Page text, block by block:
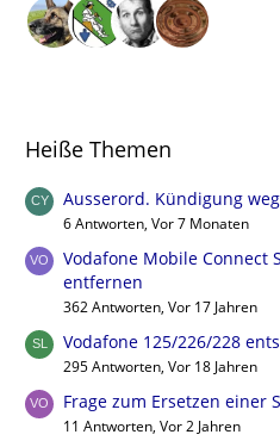
Heiße Themen
Ausserord. Kündigung
6 Antworten, Vor 7 Monaten
Vodafone Mobile Connect
entfernen
362 Antworten, Vor 17 Jahren
Vodafone 125/226/228
295 Antworten, Vor 18 Jahren
Frage zum Ersetzen einer
11 Antworten, Vor 2 Jahren